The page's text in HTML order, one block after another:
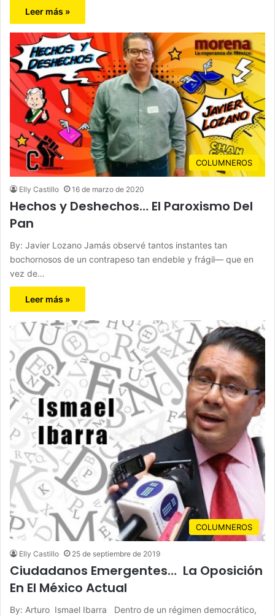
Leer más »
COLUMNEROS
Elly Castillo 16 de marzo de 2020
Hechos y Deshechos… El Paroxismo Del
Pan
By: Javier Lozano Jamás observé tantos instantes tan
bochornosos de un contrapeso tan endeble y frágil— que en
vez de…
Leer más »
COLUMNEROS
Elly Castillo 25 de septiembre de 2019
Ciudadanos Emergentes… La Oposición
En El México Actual
By: Arturo Ismael Ibarra Dentro de un régimen democrático,